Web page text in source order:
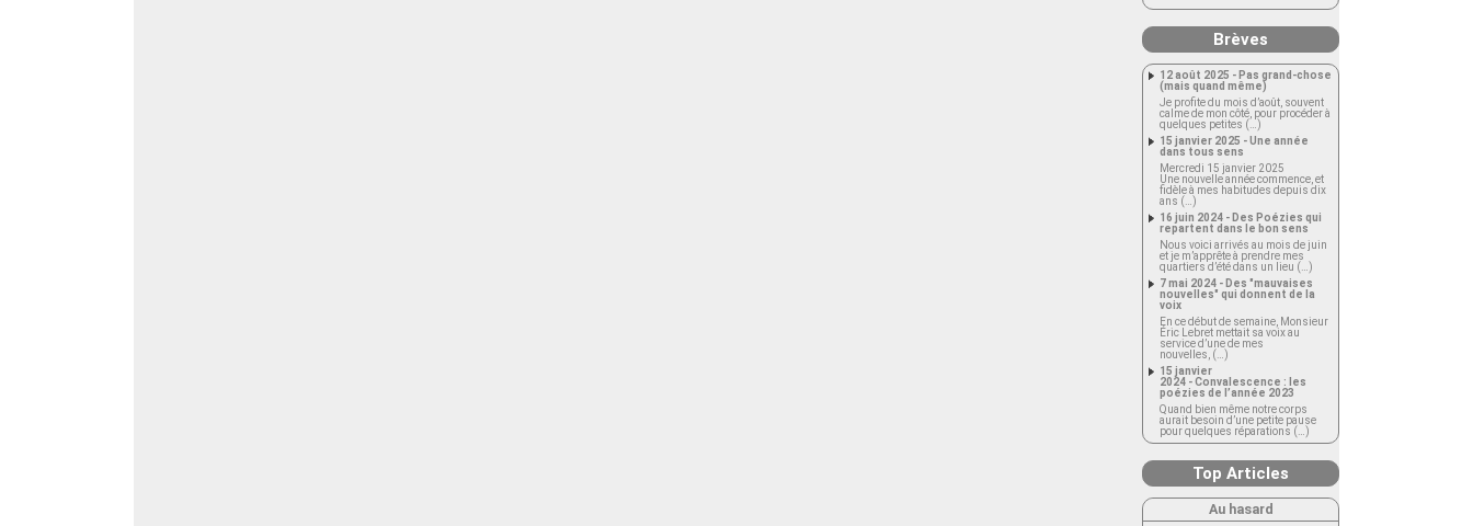
Brèves
12 août 2025 - Pas grand-chose
(mais quand même)
Je profite du mois d’août, souvent
calme de mon côté, pour procéder à
quelques petites (…)
15 janvier 2025 - Une année
dans tous sens
Mercredi 15 janvier 2025
Une nouvelle année commence, et
fidèle à mes habitudes depuis dix
ans (…)
16 juin 2024 - Des Poézies qui
repartent dans le bon sens
Nous voici arrivés au mois de juin
et je m’apprête à prendre mes
quartiers d’été dans un lieu (…)
7 mai 2024 - Des "mauvaises
nouvelles" qui donnent de la
voix
En ce début de semaine, Monsieur
Éric Lebret mettait sa voix au
service d’une de mes
nouvelles, (…)
15 janvier
2024 - Convalescence : les
poézies de l’année 2023
Quand bien même notre corps
aurait besoin d’une petite pause
pour quelques réparations (…)
Top Articles
Au hasard